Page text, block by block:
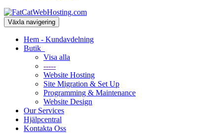
Växla navigering
Hem - Kundavdelning
Butik
Visa alla
-----
Website Hosting
Site Migration & Set Up
Programming & Maintenance
Website Design
Our Services
Hjälpcentral
Kontakta Oss